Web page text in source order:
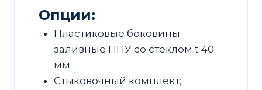
Опции:
Пластиковые боковины
заливные ППУ со стеклом t 40
мм;
Стыковочный комплект;